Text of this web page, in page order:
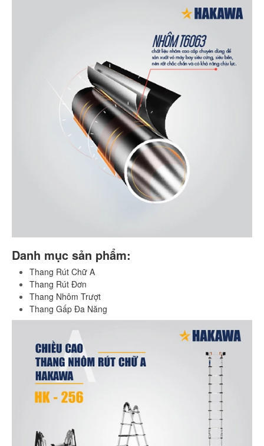
Danh mục sản phẩm:
Thang Rút Chữ A
Thang Rút Đơn
Thang Nhôm Trượt
Thang Gấp Đa Năng